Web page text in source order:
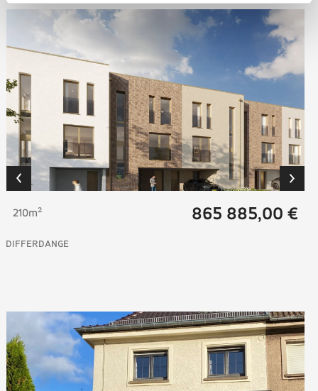
210m² 865 885,00 €
DIFFERDANGE